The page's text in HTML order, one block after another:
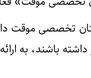
تخصصی موقت
باشند، به